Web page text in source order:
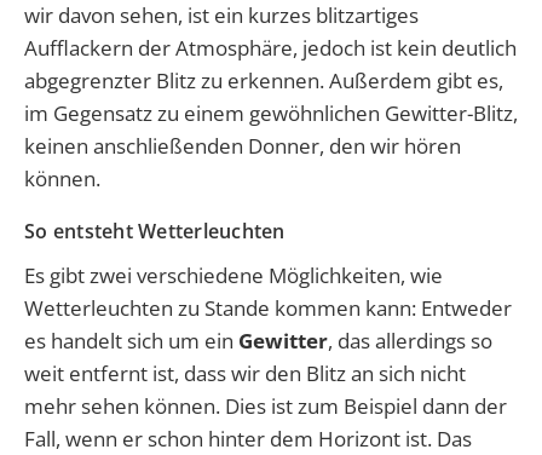
wir davon sehen, ist ein kurzes blitzartiges
Aufflackern der Atmosphäre, jedoch ist kein deutlich
abgegrenzter Blitz zu erkennen. Außerdem gibt es,
im Gegensatz zu einem gewöhnlichen Gewitter-Blitz,
keinen anschließenden Donner, den wir hören
können.
So entsteht Wetterleuchten
Es gibt zwei verschiedene Möglichkeiten, wie
Wetterleuchten zu Stande kommen kann: Entweder
es handelt sich um ein Gewitter, das allerdings so
weit entfernt ist, dass wir den Blitz an sich nicht
mehr sehen können. Dies ist zum Beispiel dann der
Fall, wenn er schon hinter dem Horizont ist. Das